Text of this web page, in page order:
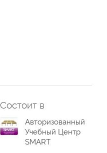
Состоит в
Авторизованный
Учебный Центр
SMART